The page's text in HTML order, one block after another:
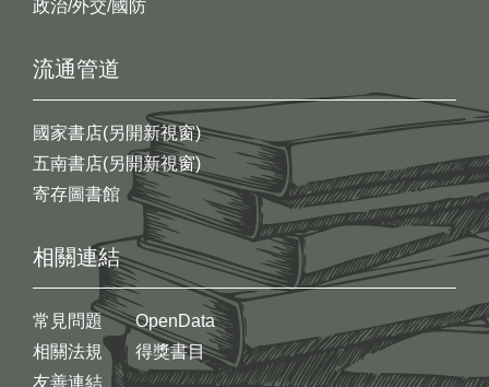
政治/外交/國防
流通管道
國家書店(另開新視窗)
五南書店(另開新視窗)
寄存圖書館
相關連結
常見問題
相關法規
友善連結
OpenData
得獎書目